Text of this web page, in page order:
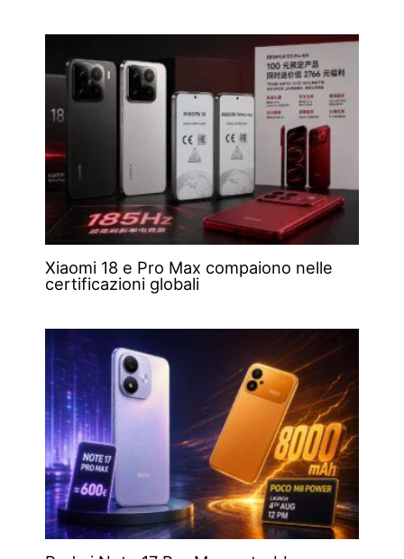
Xiaomi 18 e Pro Max compaiono nelle
certificazioni globali